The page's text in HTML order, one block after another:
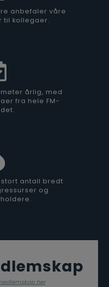
anbefaler våre
til kollegaer.
årlig, med
fra hele FM-
antall bredt
og
her